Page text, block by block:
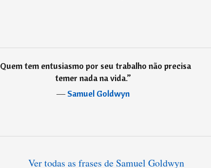
Quem tem entusiasmo por seu trabalho não precisa
temer nada na vida.”
―Samuel Goldwyn
Ver todas as frases de Samuel Goldwyn